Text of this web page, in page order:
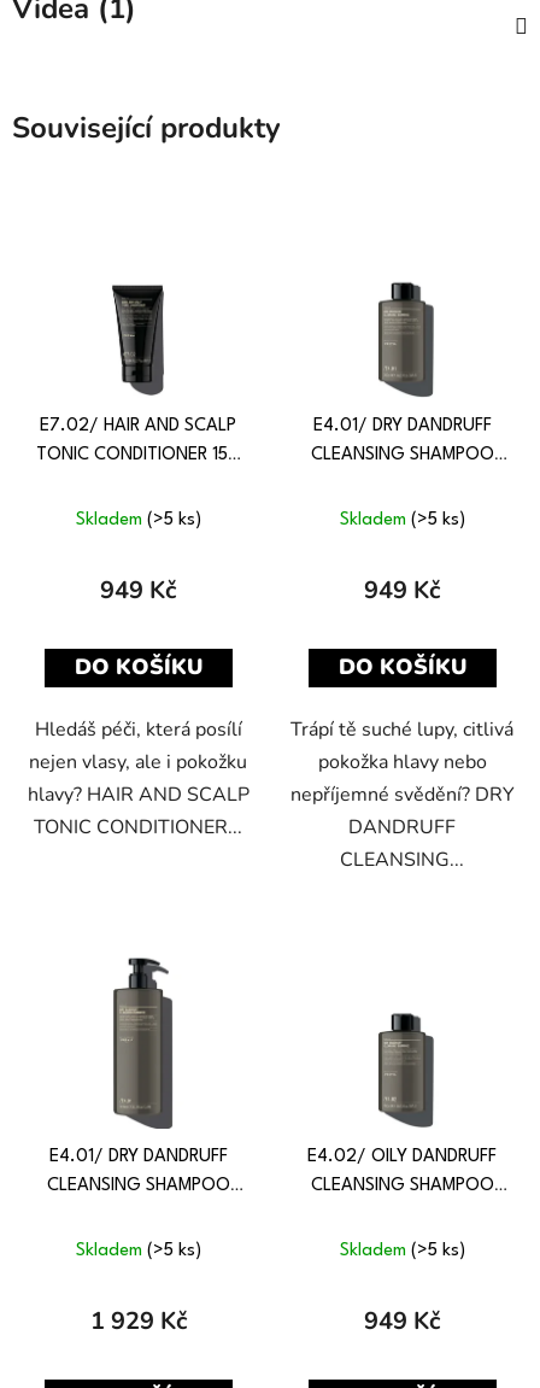
Videa (1)
Související produkty
E7.02/ HAIR AND SCALP
TONIC CONDITIONER 150
Skladem (>5 ks)
949 Kč
DO KOŠÍKU
Hledáš péči, která posílí
nejen vlasy, ale i pokožku
hlavy? HAIR AND SCALP
TONIC CONDITIONER...
E4.01/ DRY DANDRUFF
CLEANSING SHAMPOO
Skladem (>5 ks)
949 Kč
DO KOŠÍKU
Trápí tě suché lupy, citlivá
pokožka hlavy nebo
nepříjemné svědění? DRY
DANDRUFF
CLEANSING...
E4.01/ DRY DANDRUFF
CLEANSING SHAMPOO
Skladem (>5 ks)
1 929 Kč
E4.02/ OILY DANDRUFF
CLEANSING SHAMPOO
Skladem (>5 ks)
949 Kč